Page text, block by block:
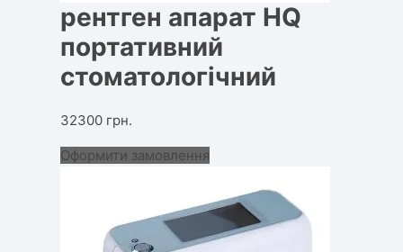
рентген апарат HQ
портативний
стоматологічний
32300 грн.
Оформити замовлення